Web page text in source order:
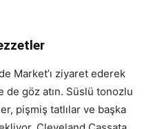
Market’ı ziyaret ederek
de göz atın. Süslü tonozlu
pişmiş tatlılar ve başka